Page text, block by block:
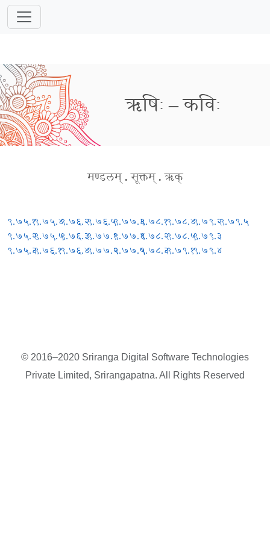
ऋषिः – कविः
मण्डलम् . सूक्तम् . ऋक्
९.७५.१
९.७५.२
९.७५.३
९.७५.४
९.७५.५
९.७६.१
९.७६.२
९.७६.३
९.७६.४
९.७६.५
९.७७.१
९.७७.२
९.७७.३
९.७७.४
९.७७.५
९.७८.१
९.७८.२
९.७८.३
९.७८.४
९.७८.५
९.७९.१
९.७९.२
९.७९.३
९.७९.४
९.७९.५
© 2016–2020 Sriranga Digital Software Technologies
Private Limited, Srirangapatna. All Rights Reserved